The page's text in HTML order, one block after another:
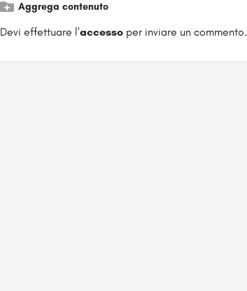
Aggrega contenuto
Devi effettuare l'accessoper inviare un commento.